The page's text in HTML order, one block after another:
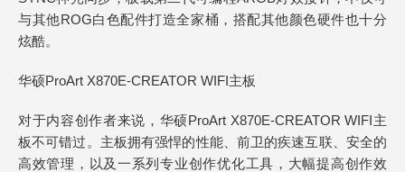
与其他ROG白色配件打造全家桶，搭配其他颜色硬件也十分
炫酷。
华硕ProArt X870E-CREATOR WIFI主板
对于内容创作者来说，华硕ProArt X870E-CREATOR WIFI主
板不可错过。主板拥有强悍的性能、前卫的疾速互联、安全的
高效管理，以及一系列专业创作优化工具，大幅提高创作效